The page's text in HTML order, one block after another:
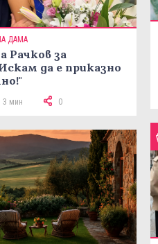
ДАМА
Рачков за
да е приказно
3 мин 0